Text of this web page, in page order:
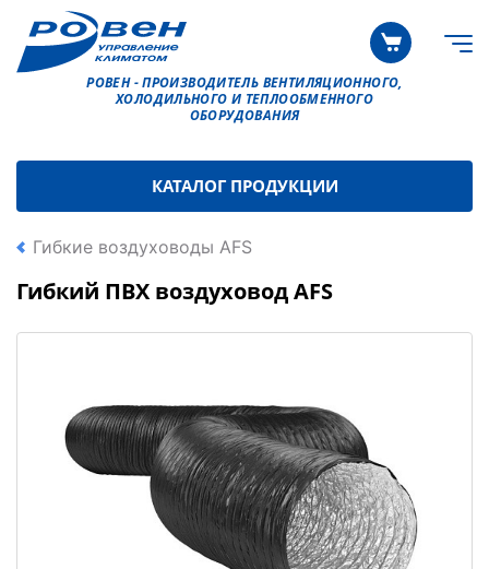
РОВЕН - ПРОИЗВОДИТЕЛЬ ВЕНТИЛЯЦИОННОГО,
ХОЛОДИЛЬНОГО И ТЕПЛООБМЕННОГО
ОБОРУДОВАНИЯ
КАТАЛОГ ПРОДУКЦИИ
Гибкие воздуховоды AFS
Гибкий ПВХ воздуховод AFS